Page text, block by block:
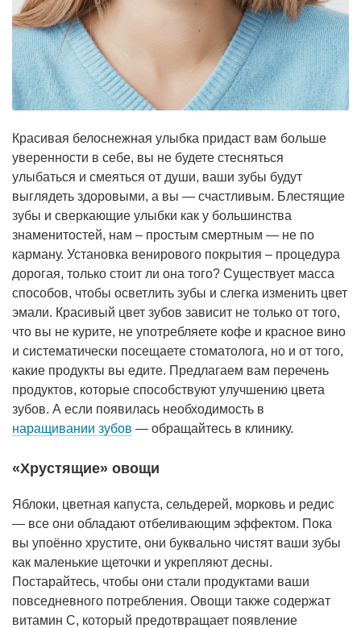
Красивая белоснежная улыбка придаст вам больше
уверенности в себе, вы не будете стесняться
улыбаться и смеяться от души, ваши зубы будут
выглядеть здоровыми, а вы — счастливым. Блестящие
зубы и сверкающие улыбки как у большинства
знаменитостей, нам – простым смертным — не по
карману. Установка венирового покрытия – процедура
дорогая, только стоит ли она того? Существует масса
способов, чтобы осветлить зубы и слегка изменить цвет
эмали. Красивый цвет зубов зависит не только от того,
что вы не курите, не употребляете кофе и красное вино
и систематически посещаете стоматолога, но и от того,
какие продукты вы едите. Предлагаем вам перечень
продуктов, которые способствуют улучшению цвета
зубов. А если появилась необходимость в
наращивании зубов — обращайтесь в клинику.
«Хрустящие» овощи
Яблоки, цветная капуста, сельдерей, морковь и редис
— все они обладают отбеливающим эффектом. Пока
вы упоённо хрустите, они буквально чистят ваши зубы
как маленькие щеточки и укрепляют десны.
Постарайтесь, чтобы они стали продуктами ваши
повседневного потребления. Овощи также содержат
витамин С, который предотвращает появление